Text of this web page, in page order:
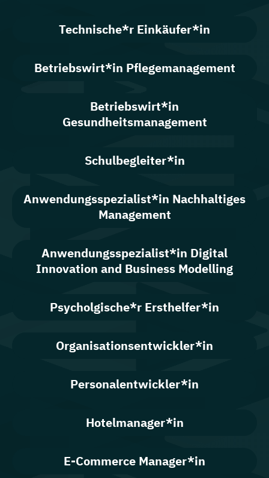
Technische*r Einkäufer*in
Betriebswirt*in Pflegemanagement
Betriebswirt*in
Gesundheitsmanagement
Schulbegleiter*in
Anwendungsspezialist*in Nachhaltiges
Management
Anwendungsspezialist*in Digital
Innovation and Business Modelling
Psycholgische*r Ersthelfer*in
Organisationsentwickler*in
Personalentwickler*in
Hotelmanager*in
E-Commerce Manager*in